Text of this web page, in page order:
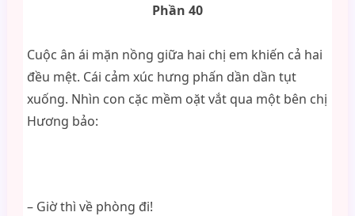
Phần 40
Cuộc ân ái mặn nồng giữa hai chị em khiến cả hai
đều mệt. Cái cảm xúc hưng phấn dần dần tụt
xuống. Nhìn con cặc mềm oặt vắt qua một bên chị
Hương bảo:
– Giờ thì về phòng đi!